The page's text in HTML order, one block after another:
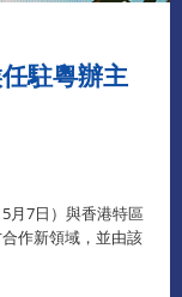
駐粵辦主
月7日）與香港特區
作新領域，並由該